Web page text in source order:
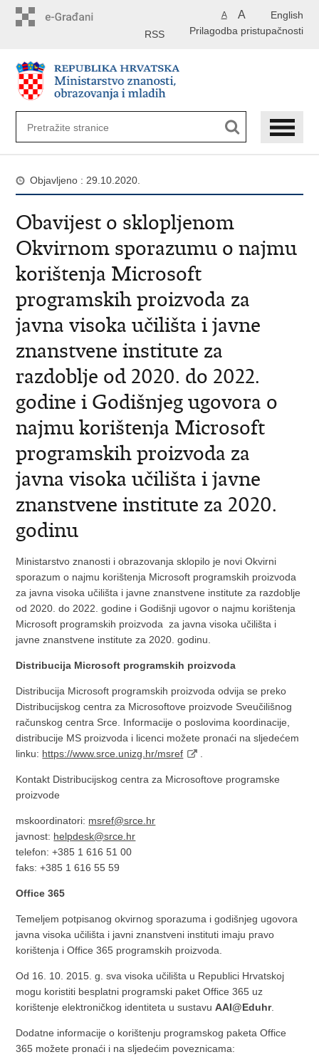
English
A A
Prilagodba pristupačnosti
RSS
Objavljeno : 29.10.2020.
Obavijest o sklopljenom
Okvirnom sporazumu o najmu
korištenja Microsoft
programskih proizvoda za
javna visoka učilišta i javne
znanstvene institute za
razdoblje od 2020. do 2022.
godine i Godišnjeg ugovora o
najmu korištenja Microsoft
programskih proizvoda za
javna visoka učilišta i javne
znanstvene institute za 2020.
godinu
Ministarstvo znanosti i obrazovanja sklopilo je novi Okvirni
sporazum o najmu korištenja Microsoft programskih proizvoda
za javna visoka učilišta i javne znanstvene institute za razdoblje
od 2020. do 2022. godine i Godišnji ugovor o najmu korištenja
Microsoft programskih proizvoda za javna visoka učilišta i
javne znanstvene institute za 2020. godinu.
Distribucija Microsoft programskih proizvoda
Distribucija Microsoft programskih proizvoda odvija se preko
Distribucijskog centra za Microsoftove proizvode Sveučilišnog
računskog centra Srce. Informacije o poslovima koordinacije,
distribucije MS proizvoda i licenci možete pronaći na sljedećem
linku: https://www.srce.unizg.hr/msref
Kontakt Distribucijskog centra za Microsoftove programske
proizvode
mskoordinatori: msref@srce.hr
javnost: helpdesk@srce.hr
telefon: +385 1 616 51 00
faks: +385 1 616 55 59
Office 365
Temeljem potpisanog okvirnog sporazuma i godišnjeg ugovora
javna visoka učilišta i javni znanstveni instituti imaju pravo
korištenja i Office 365 programskih proizvoda.
Od 16. 10. 2015. g. sva visoka učilišta u Republici Hrvatskoj
mogu koristiti besplatni programski paket Office 365 uz
korištenje elektroničkog identiteta u sustavuAAI@Eduhr.
Dodatne informacije o korištenju programskog paketa Office
365 možete pronaći i na sljedećim poveznicama: